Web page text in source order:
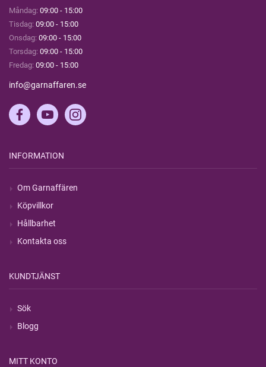
Måndag: 09:00 - 15:00
Tisdag: 09:00 - 15:00
Onsdag: 09:00 - 15:00
Torsdag: 09:00 - 15:00
Fredag: 09:00 - 15:00
info@garnaffaren.se
INFORMATION
Om Garnaffären
Köpvillkor
Hållbarhet
Kontakta oss
KUNDTJÄNST
Sök
Blogg
MITT KONTO